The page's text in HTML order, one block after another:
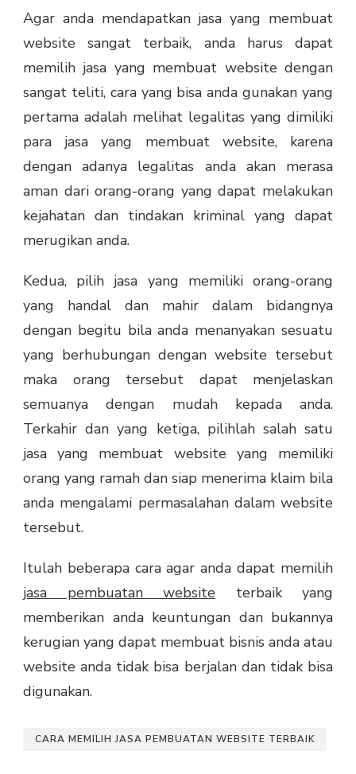
Agar anda mendapatkan jasa yang membuat
website sangat terbaik, anda harus dapat
memilih jasa yang membuat website dengan
sangat teliti, cara yang bisa anda gunakan yang
pertama adalah melihat legalitas yang dimiliki
para jasa yang membuat website, karena
dengan adanya legalitas anda akan merasa
aman dari orang-orang yang dapat melakukan
kejahatan dan tindakan kriminal yang dapat
merugikan anda.
Kedua, pilih jasa yang memiliki orang-orang
yang handal dan mahir dalam bidangnya
dengan begitu bila anda menanyakan sesuatu
yang berhubungan dengan website tersebut
maka orang tersebut dapat menjelaskan
semuanya dengan mudah kepada anda.
Terkahir dan yang ketiga, pilihlah salah satu
jasa yang membuat website yang memiliki
orang yang ramah dan siap menerima klaim bila
anda mengalami permasalahan dalam website
tersebut.
Itulah beberapa cara agar anda dapat memilih
jasa pembuatan website terbaik yang
memberikan anda keuntungan dan bukannya
kerugian yang dapat membuat bisnis anda atau
website anda tidak bisa berjalan dan tidak bisa
digunakan.
CARA MEMILIH JASA PEMBUATAN WEBSITE TERBAIK